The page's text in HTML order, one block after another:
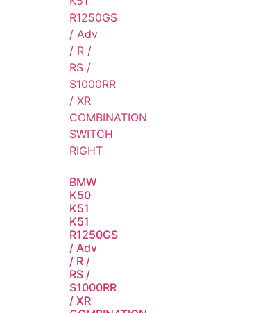
BMW
K50
K51
K51
R1250GS
/ Adv
/ R /
RS /
S1000RR
/ XR